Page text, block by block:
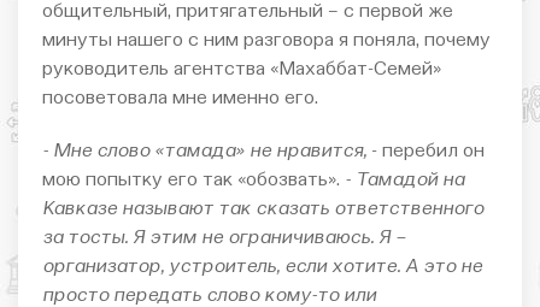
общительный, притягательный – с первой же
минуты нашего с ним разговора я поняла, почему
руководитель агентства «Махаббат-Семей»
посоветовала мне именно его.
- Мне слово «тамада» не нравится, - перебил он
мою попытку его так «обозвать». - Тамадой на
Кавказе называют так сказать ответственного
за тосты. Я этим не ограничиваюсь. Я –
организатор, устроитель, если хотите. А это не
просто передать слово кому-то или